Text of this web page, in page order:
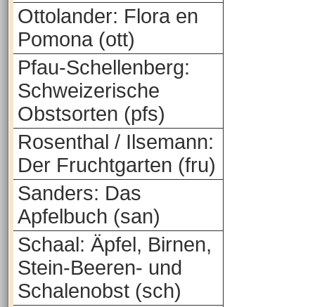
Ottolander: Flora en
Pomona (ott)
Pfau-Schellenberg:
Schweizerische
Obstsorten (pfs)
Rosenthal / Ilsemann:
Der Fruchtgarten (fru)
Sanders: Das
Apfelbuch (san)
Schaal: Äpfel, Birnen,
Stein-Beeren- und
Schalenobst (sch)